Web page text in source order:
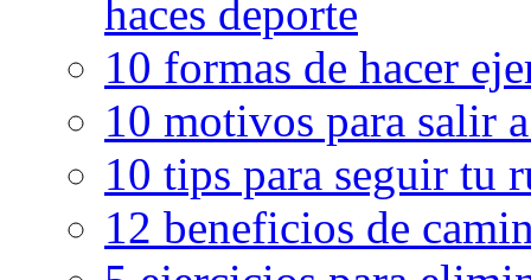
haces deporte
10 formas de hacer
10 motivos para salir
10 tips para seguir tu
12 beneficios de